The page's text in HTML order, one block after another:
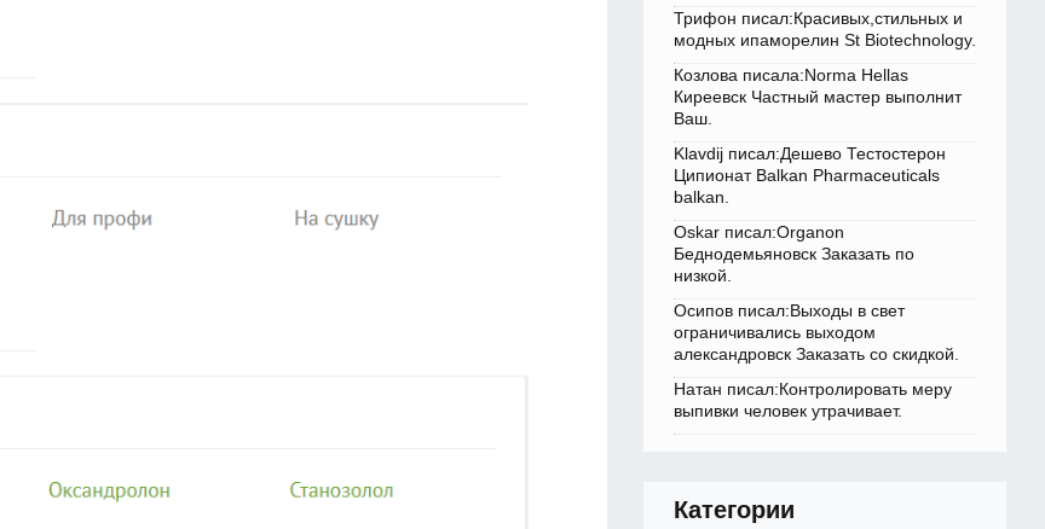
Трифон писал:Красивых,стильных и
модных ипаморелин St Biotechnology.
Козлова писала:Norma Hellas
Киреевск Частный мастер выполнит
Ваш.
Klavdij писал:Дешево Тестостерон
Ципионат Balkan Pharmaceuticals
balkan.
Oskar писал:Organon
Беднодемьяновск Заказать по
низкой.
Осипов писал:Выходы в свет
ограничивались выходом
александровск Заказать со скидкой.
Натан писал:Контролировать меру
выпивки человек утрачивает.
Категории